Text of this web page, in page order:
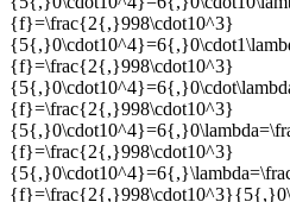
{f}=\frac{2{,}998\cdot10^3}
{f}=\frac{2{,}998\cdot10^3}
{f}=\frac{2{,}998\cdot10^3}
{f}=\frac{2{,}998\cdot10^3}